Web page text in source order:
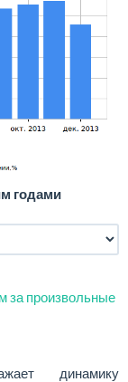
годами
за произвольные
динамику